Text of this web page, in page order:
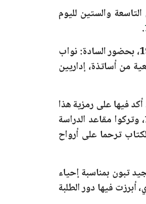
التاسعة والستين لليوم
.
، بحضور السادة: نواب
من أساتذة، إداريين
فيها على رمزية هذا
، وتركوا مقاعد الدراسة
ترحما على أرواح
تبون بمناسبةإحياء
أبرزت فيها دور الطلبة